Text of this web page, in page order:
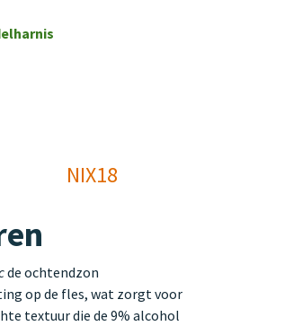
NIX18
de ochtendzon
op de fles, wat zorgt voor
textuur die de 9% alcohol